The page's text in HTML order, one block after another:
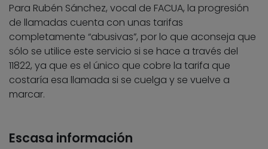
Para Rubén Sánchez, vocal de FACUA, la progresión
de llamadas cuenta con unas tarifas
completamente “abusivas”, por lo que aconseja que
sólo se utilice este servicio si se hace a través del
11822, ya que es el único que cobre la tarifa que
costaría esa llamada si se cuelga y se vuelve a
marcar.
Escasa información